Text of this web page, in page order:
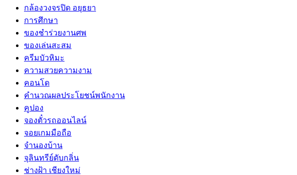
กล้องวงจรปิด อยุธยา
การศึกษา
ของชำร่วยงานศพ
ของเล่นสะสม
ครีมบัวหิมะ
ความสวยความงาม
คอนโด
คำนวณผลประโยชน์พนักงาน
คูปอง
จองตั๋วรถออนไลน์
จอยเกมมือถือ
จำนองบ้าน
จุลินทรีย์ดับกลิ่น
ช่างฝ้า เชียงใหม่